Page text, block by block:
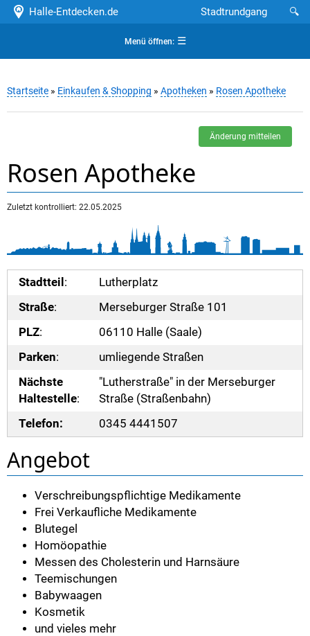
Halle-Entdecken.de 🔍
Stadtrundgang
Menü öffnen:☰
Startseite » Einkaufen & Shopping » Apotheken » Rosen Apotheke
Änderung mitteilen
Rosen Apotheke
Zuletzt kontrolliert: 22.05.2025
Stadtteil :
Lutherplatz
Straße:
Merseburger Straße 101
PLZ:
06110 Halle (Saale)
Parken:
umliegende Straßen
Nächste
Haltestelle:
"Lutherstraße" in der Merseburger
Straße (Straßenbahn)
Telefon:
0345 4441507
Angebot
Verschreibungspflichtige Medikamente
Frei Verkaufliche Medikamente
Blutegel
Homöopathie
Messen des Cholesterin und Harnsäure
Teemischungen
Babywaagen
Kosmetik
und vieles mehr